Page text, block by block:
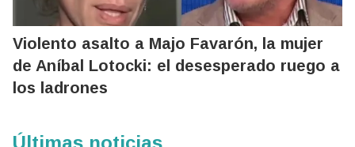
Violento asalto a Majo Favarón, la mujer
de Aníbal Lotocki: el desesperado ruego a
los ladrones